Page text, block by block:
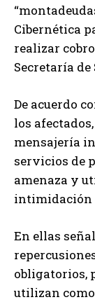
Cibernética
realizar
Secretaría
De acuerdo
los
mensajería
servicios de
amenaza y
intimidación
En ellas
obligatorios,
utilizan